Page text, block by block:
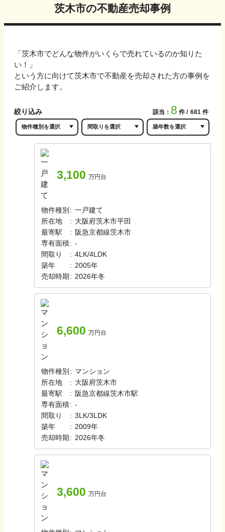
茨木市の不動産売却事例
「茨木市でどんな物件がいくらで売れているのか知りた
い！」
という方に向けて茨木市で不動産を売却された方の事例を
ご紹介します。
絞り込み 該当： 8 件 681 件
3,100 万円台
物件種別 : 一戸建て
所在地
: 大阪府茨木市平田
最寄駅
: 阪急京都線茨木市
専有面積: -
間取り
: 4LK/4LDK
築年
: 2005年
売却時期 : 2026年冬
6,600 万円台
物件種別 : マンション
所在地
: 大阪府茨木市
最寄駅
: 阪急京都線茨木市駅
専有面積: -
間取り
: 3LK/3LDK
築年
: 2009年
売却時期 : 2026年冬
3,600 万円台